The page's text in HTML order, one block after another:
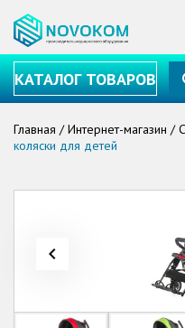
КАТАЛОГ ТОВАРОВ
Главная / Интернет-магазин /
коляски для детей
navigate_before